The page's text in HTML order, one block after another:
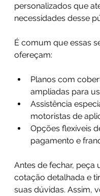
personalizados que
necessidades desse
É comum que essas
ofereçam:
Planos com
ampliadas para
Assistência
motoristas de
Opções flexíveis
pagamento e
Antes de fechar, peça
cotação detalhada e
suas dúvidas. Assim,